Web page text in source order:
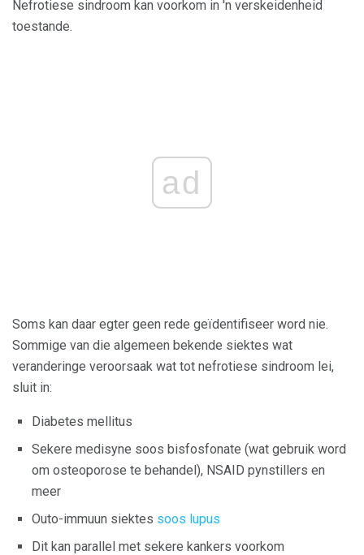
Nefrotiese sindroom kan voorkom in 'n verskeidenheid
toestande.
ad
Soms kan daar egter geen rede geïdentifiseer word nie.
Sommige van die algemeen bekende siektes wat
veranderinge veroorsaak wat tot nefrotiese sindroom lei,
sluit in:
Diabetes mellitus
Sekere medisyne soos bisfosfonate (wat gebruik word
om osteoporose te behandel), NSAID pynstillers en
meer
Outo-immuun siektes soos lupus
Dit kan parallel met sekere kankers voorkom